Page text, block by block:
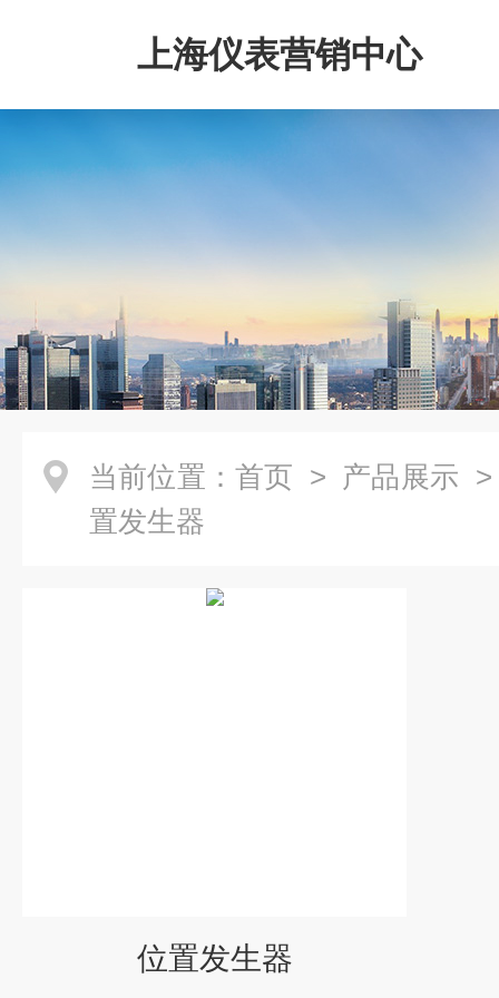
上海仪表营销中心
当前位置： 首页 > 产品展示
置发生器
位置发生器